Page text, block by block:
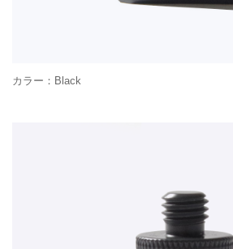
カラー：Black